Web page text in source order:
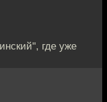
где уже